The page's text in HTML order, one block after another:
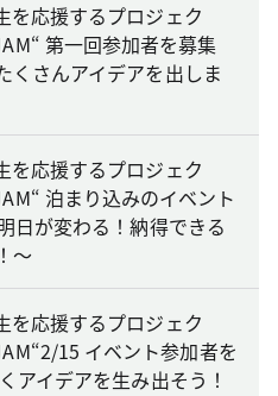
を応援するプロジェク
第一回参加者を募集
くさんアイデアを出しま
を応援するプロジェク
泊まり込みのイベント
が変わる！納得できる
～
を応援するプロジェク
15 イベント参加者を
アイデアを生み出そう！